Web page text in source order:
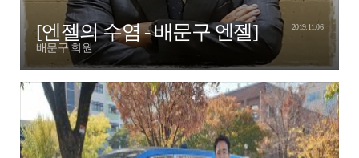
[엔젤의 수염 - 배문구 엔젤]
배문구 회원
2019.11.06